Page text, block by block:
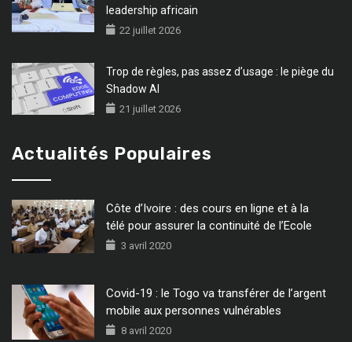
leadership africain
22 juillet 2026
Trop de règles, pas assez d’usage : le piège du
Shadow AI
21 juillet 2026
Actualités Populaires
Côte d’Ivoire : des cours en ligne et à la
télé pour assurer la continuité de l’Ecole
3 avril 2020
Covid-19 : le Togo va transférer de l’argent
mobile aux personnes vulnérables
8 avril 2020